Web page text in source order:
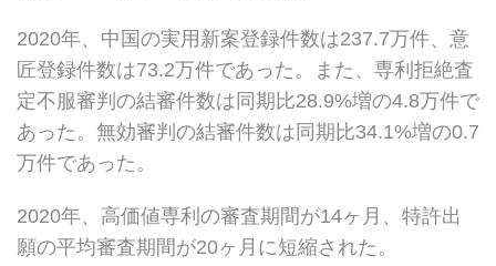
2020年、中国の実用新案登録件数は237.7万件、意
匠登録件数は73.2万件であった。また、専利拒絶査
定不服審判の結審件数は同期比28.9%増の4.8万件で
あった。無効審判の結審件数は同期比34.1%増の0.7
万件であった。
2020年、高価値専利の審査期間が14ヶ月、特許出
願の平均審査期間が20ヶ月に短縮された。